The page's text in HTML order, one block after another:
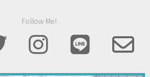
Follow Me!